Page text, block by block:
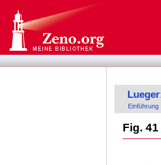
Einführung
Fig.